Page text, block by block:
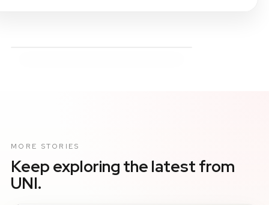
MORE STORIES
Keep exploring the latest from
UNI.